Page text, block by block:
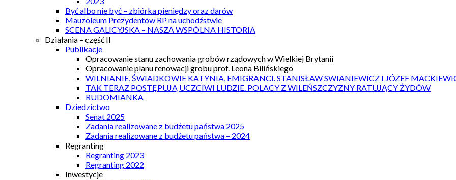
Być albo nie być – zbiórka pieniędzy oraz darów
Mauzoleum Prezydentów RP na uchodźstwie
SCENA GALICYJSKA – NASZA WSPÓLNA HISTORIA
Działania – część II
Publikacje
Opracowanie stanu zachowania grobów rządowych w Wielkiej Brytanii
Opracowanie planu renowacji grobu prof. Leona Bilińskiego
WILNIANIE, ŚWIADKOWIE KATYNIA, EMIGRANCI. STANISŁAW SWIANIEWICZ I JÓZEF
TAK TERAZ POSTĘPUJĄ UCZCIWI LUDZIE. POLACY Z WILEŃSZCZYZNY RATUJĄCY ŻYDÓW
RUDOMIANKA
Dziedzictwo
Senat 2025
Zadania realizowane z budżetu państwa 2025
Zadania realizowane z budżetu państwa – 2024
Regranting
Regranting 2023
Regranting 2022
Inwestycje